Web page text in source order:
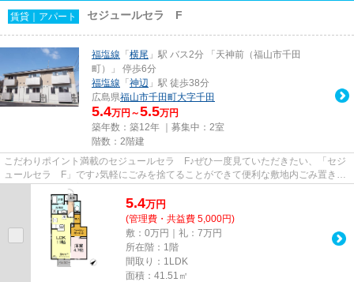
賃貸｜アパート セジュールセラ F
福塩線 「 横尾 」駅 バス2分 「天神前（福山市千田
町）」 停歩6分
福塩線 「 神辺 」駅 徒歩38分
広島県福山市千田町大字千田
5.4万円～5.5万円
築年数：築12年 ｜募集中： 2室
階数：2階建
こだわりポイント満載のセジュールセラ F♪ぜひ一度見ていただきたい、「セジ
ュールセラ F」です♪気軽にごみを捨てることができて便利な敷地内ごみ置き場
つきの物件です♪普段からパソ...
5.4万円
(管理費・共益費 5,000円)
敷：0万円｜礼：7万円
所在階：1階
間取り：1LDK
面積：41.51㎡